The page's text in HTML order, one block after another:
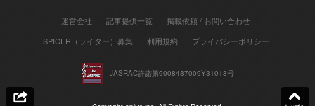
運営会社 記事提供一覧
掲載依頼 / お問い合わせ
SPICER（ライター）募集
利用規約 プライバシーポリシー
JASRAC許諾第9008487009Y31018号